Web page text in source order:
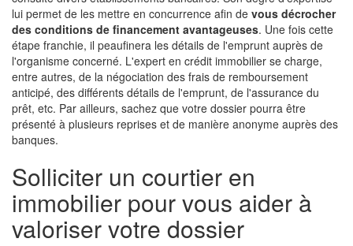
lui permet de les mettre en concurrence afin de vous décrocher
des conditions de financement avantageuses. Une fois cette
étape franchie, il peaufinera les détails de l'emprunt auprès de
l'organisme concerné. L'expert en crédit immobilier se charge,
entre autres, de la négociation des frais de remboursement
anticipé, des différents détails de l'emprunt, de l'assurance du
prêt, etc. Par ailleurs, sachez que votre dossier pourra être
présenté à plusieurs reprises et de manière anonyme auprès des
banques.
Solliciter un courtier en
immobilier pour vous aider à
valoriser votre dossier